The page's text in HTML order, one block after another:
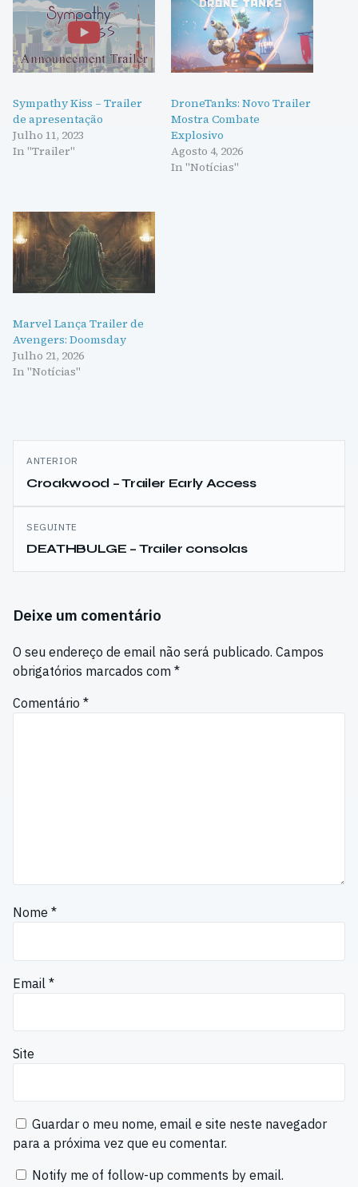
Sympathy Kiss – Trailer
de apresentação
Julho 11, 2023
In "Trailer"
DroneTanks: Novo Trailer
Mostra Combate
Explosivo
Agosto 4, 2026
In "Notícias"
Marvel Lança Trailer de
Avengers: Doomsday
Julho 21, 2026
In "Notícias"
Navegação
de
artigos
ANTERIOR
Croakwood – Trailer Early Access
SEGUINTE
DEATHBULGE – Trailer consolas
Deixe um comentário
O seu endereço de email não será publicado. Campos
obrigatórios marcados com *
Comentário *
Nome *
Email *
Site
Guardar o meu nome, email e site neste navegador
para a próxima vez que eu comentar.
Notify me of follow-up comments by email.